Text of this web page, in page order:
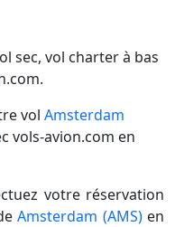
sec, vol charter à bas
vol Amsterdam
vols-avion.com en
votre réservation
Amsterdam (AMS)en